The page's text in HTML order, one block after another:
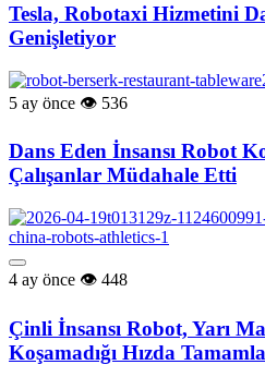
Tesla, Robotaxi Hizmetini
Genişletiyor
5 ay önce 536
Dans Eden İnsansı Robot
Çalışanlar Müdahale Etti
4 ay önce 448
Çinli İnsansı Robot, Yarı
Koşamadığı Hızda